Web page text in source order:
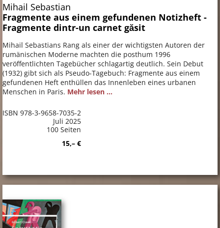
Mihail Sebastian
Fragmente aus einem gefundenen Notizheft -
Fragmente dintr-un carnet găsit
Mihail Sebastians Rang als einer der wichtigsten Autoren der
rumänischen Moderne machten die posthum 1996
veröffentlichten Tagebücher schlagartig deutlich. Sein Debut
(1932) gibt sich als Pseudo-Tagebuch: Fragmente aus einem
gefundenen Heft enthüllen das Innenleben eines urbanen
Menschen in Paris. Mehr lesen ...
ISBN 978-3-9658-7035-2
Juli 2025
100 Seiten
15,– €